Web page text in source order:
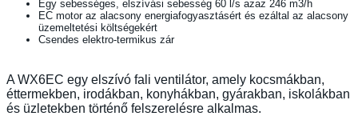
Egy sebességes, elszívási sebesség 60 l/s azaz 246 m3/h
EC motor az alacsony energiafogyasztásért és ezáltal az alacsony
üzemeltetési költségekért
Csendes elektro-termikus zár
A WX6EC egy elszívó fali ventilátor, amely kocsmákban,
éttermekben, irodákban, konyhákban, gyárakban, iskolákban
és üzletekben történő felszerelésre alkalmas.